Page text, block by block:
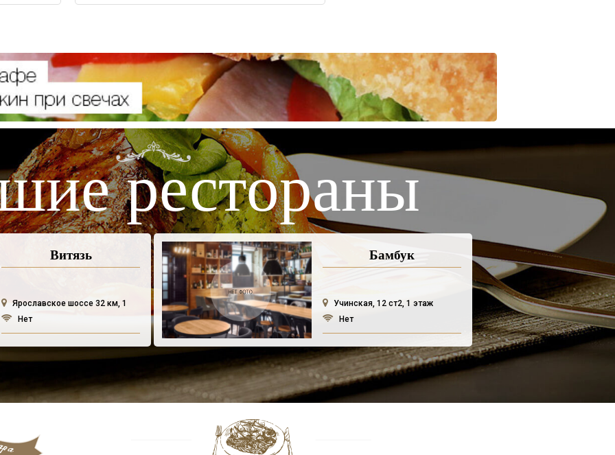
рестораны
Витязь
Ярославское шоссе 32 км, 1
Нет
Бамбук
Учинская, 12 ст2, 1 этаж
Нет